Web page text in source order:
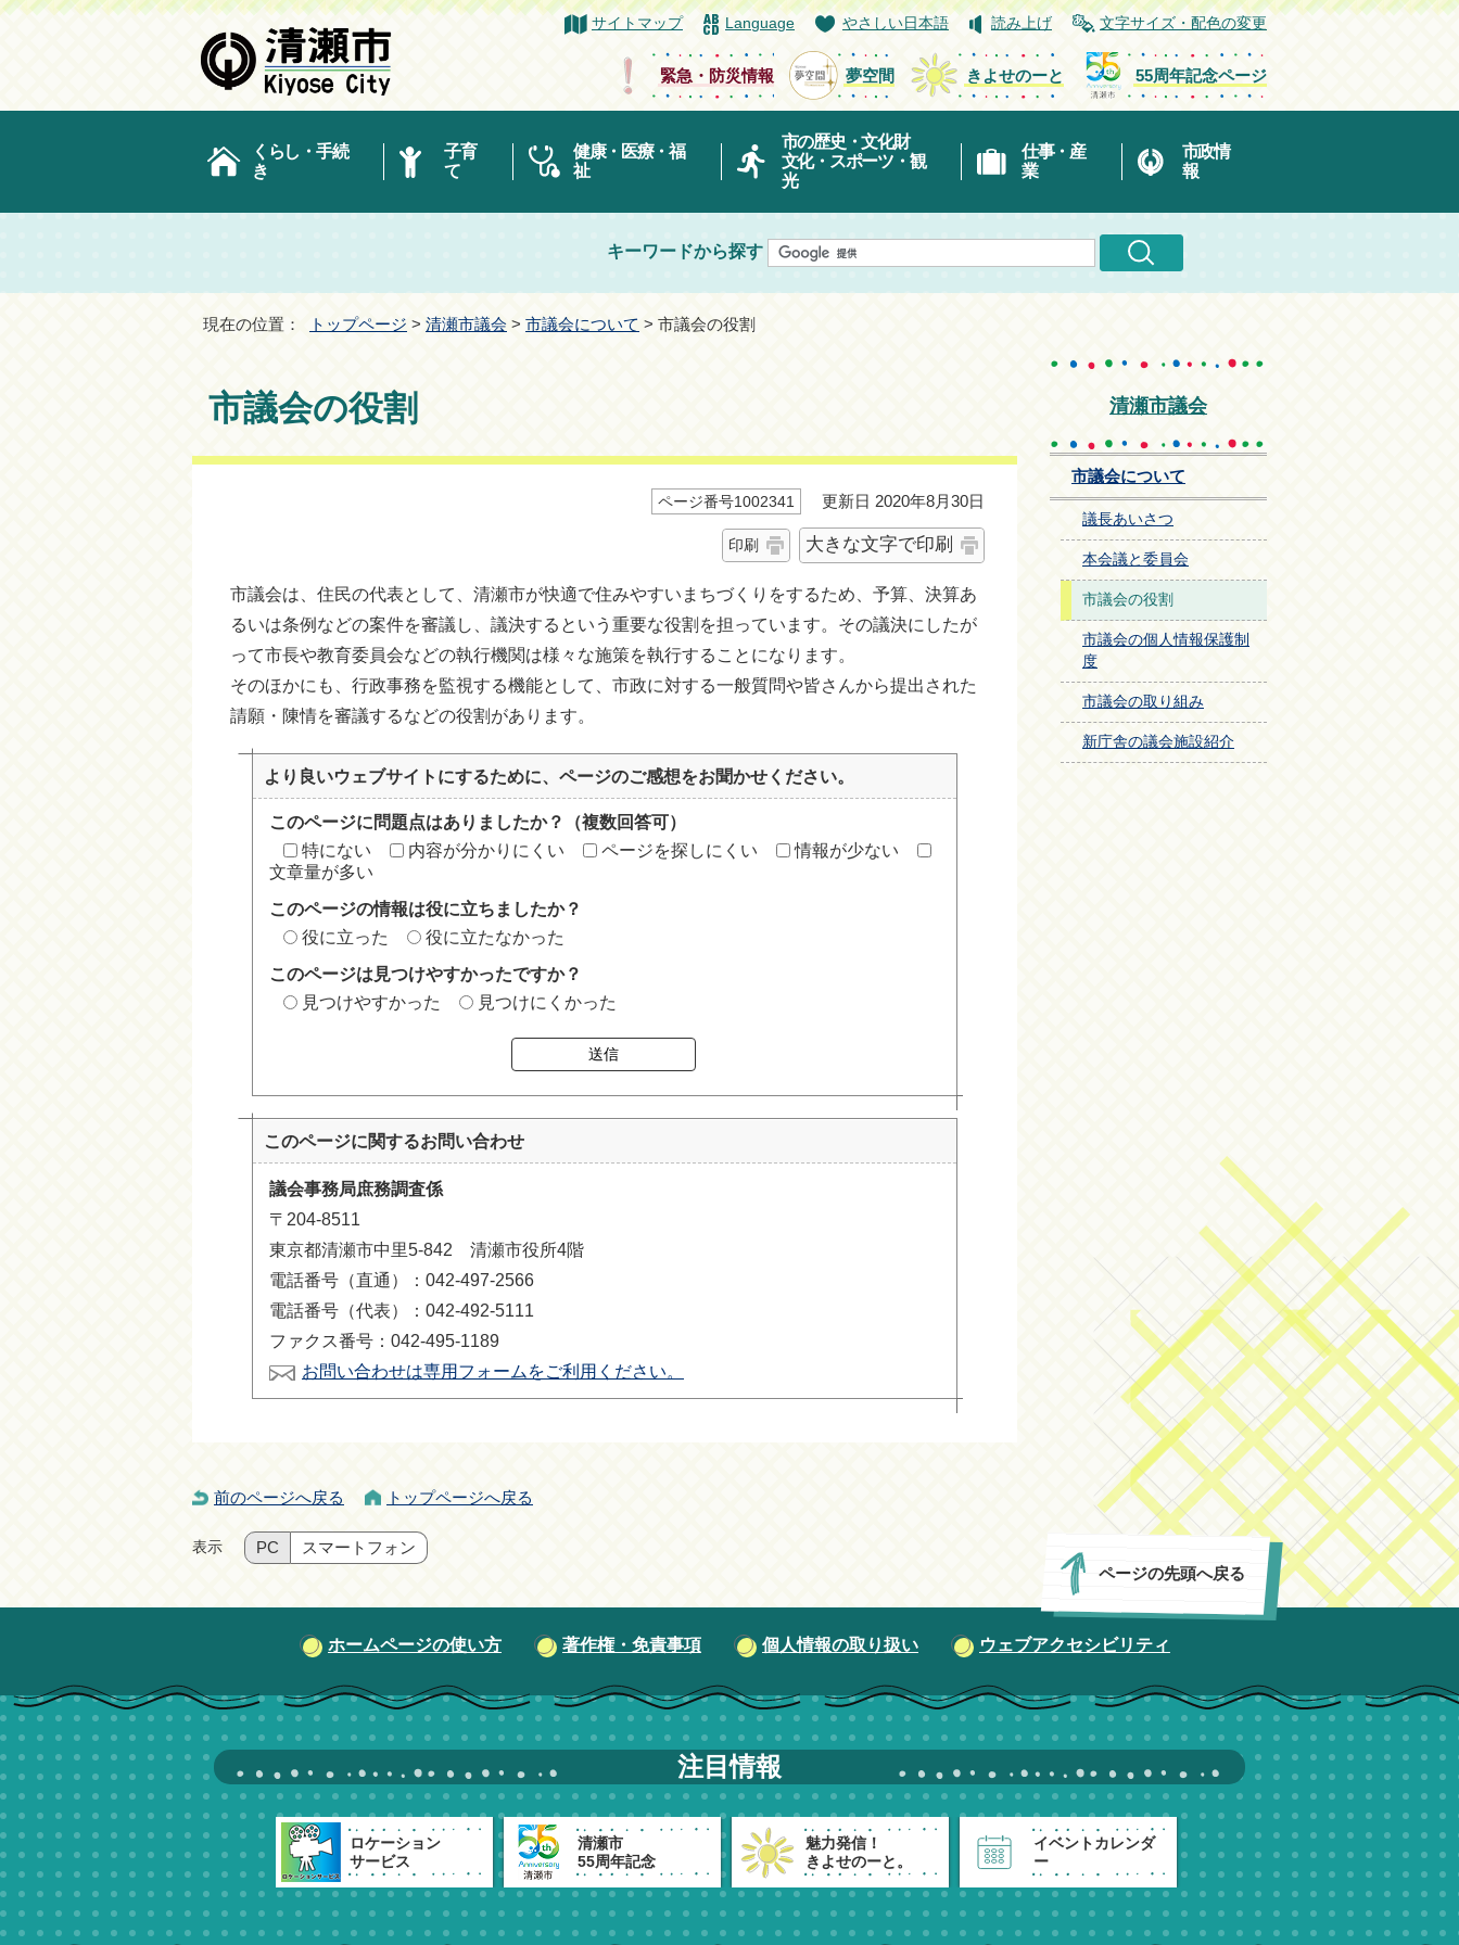
サイトマップ Language やさしい日本語 読み上げ 文字サイズ・配色の変更
緊急・防災情報 夢空間 きよせのーと 55周年記念ページ
くらし・手続
き
子育
て
健康・医療・福
祉
市の歴史・文化財
文化・スポーツ・観
光
仕事・産
業
市政情
報
キーワードから探す
現在の位置： トップページ > 清瀬市議会 > 市議会について > 市議会の役割
市議会の役割
ページ番号1002341 更新日 2020年8月30日
印刷 大きな文字で印刷
市議会は、住民の代表として、清瀬市が快適で住みやすいまちづくりをするため、予算、決算あ
るいは条例などの案件を審議し、議決するという重要な役割を担っています。その議決にしたが
って市長や教育委員会などの執行機関は様々な施策を執行することになります。
そのほかにも、行政事務を監視する機能として、市政に対する一般質問や皆さんから提出された
請願・陳情を審議するなどの役割があります。
より良いウェブサイトにするために、ページのご感想をお聞かせください。
このページに問題点はありましたか？（複数回答可）
特にない
内容が分かりにくい ページを探しにくい
情報が少ない
文章量が多い
このページの情報は役に立ちましたか？
役に立った
役に立たなかった
このページは見つけやすかったですか？
見つけやすかった
見つけにくかった
送信
このページに関するお問い合わせ
議会事務局庶務調査係
〒204-8511
東京都清瀬市中里5-842 清瀬市役所4階
電話番号（直通）：042-497-2566
電話番号（代表）：042-492-5111
ファクス番号：042-495-1189
お問い合わせは専用フォームをご利用ください。
清瀬市議会
市議会について
議長あいさつ
本会議と委員会
市議会の役割
市議会の個人情報保護制
度
市議会の取り組み
新庁舎の議会施設紹介
ページの先頭へ戻る
前のページへ戻る トップページへ戻る
表示 PC スマートフォン
ホームページの使い方 著作権・免責事項 個人情報の取り扱い ウェブアクセシビリティ
注目情報
ロケーション
サービス
清瀬市
55周年記念
魅力発信！
きよせのーと。
イベントカレンダ
ー